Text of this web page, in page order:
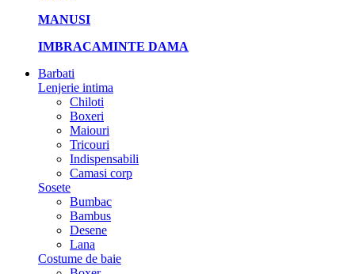
MANUSI
IMBRACAMINTE DAMA
Barbati
Lenjerie intima
Chiloti
Boxeri
Maiouri
Tricouri
Indispensabili
Camasi corp
Sosete
Bumbac
Bambus
Desene
Lana
Costume de baie